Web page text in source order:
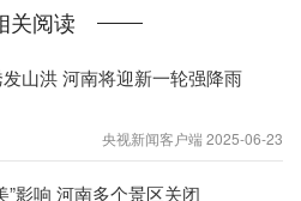
暴大风等强对流天气。
受暴雨影响，7月8日，河南
景区发布消息，接气象局通
关阅读
山洪 河南将迎新一轮强降雨
央视新闻客户端 2025-06-23
”影响 河南多个景区关闭